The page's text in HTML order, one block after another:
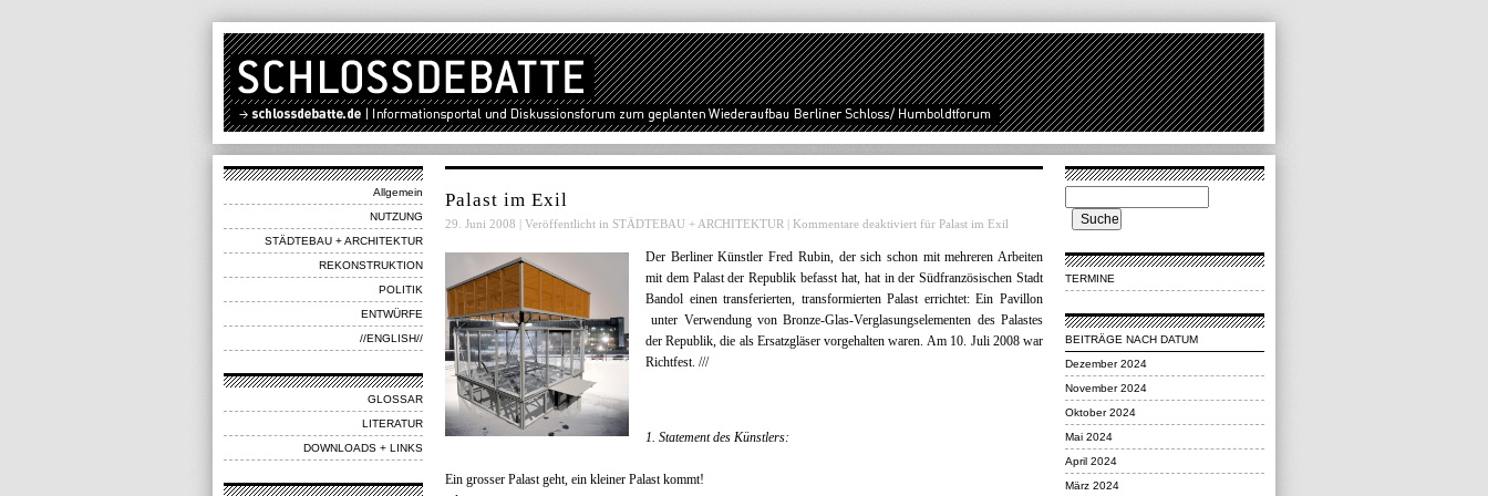
Allgemein
NUTZUNG
STÄDTEBAU + ARCHITEKTUR
REKONSTRUKTION
POLITIK
ENTWÜRFE
//ENGLISH//
GLOSSAR
LITERATUR
DOWNLOADS + LINKS
TERMINE
BEITRÄGE NACH DATUM
Dezember 2024
November 2024
Oktober 2024
Mai 2024
April 2024
März 2024
Palast im Exil
29. Juni 2008 | Veröffentlicht in STÄDTEBAU + ARCHITEKTUR | Kommentare deaktiviert für Palast im Exil
Der Berliner Künstler Fred Rubin, der sich schon mit mehreren Arbeiten
mit dem Palast der Republik befasst hat, hat in der Südfranzösischen Stadt
Bandol einen transferierten, transformierten Palast errichtet: Ein Pavillon
unter Verwendung von Bronze-Glas-Verglasungselementen des Palastes
der Republik, die als Ersatzgläser vorgehalten waren. Am 10. Juli 2008 war
Richtfest. ///
1. Statement des Künstlers:
Ein grosser Palast geht, ein kleiner Palast kommt!